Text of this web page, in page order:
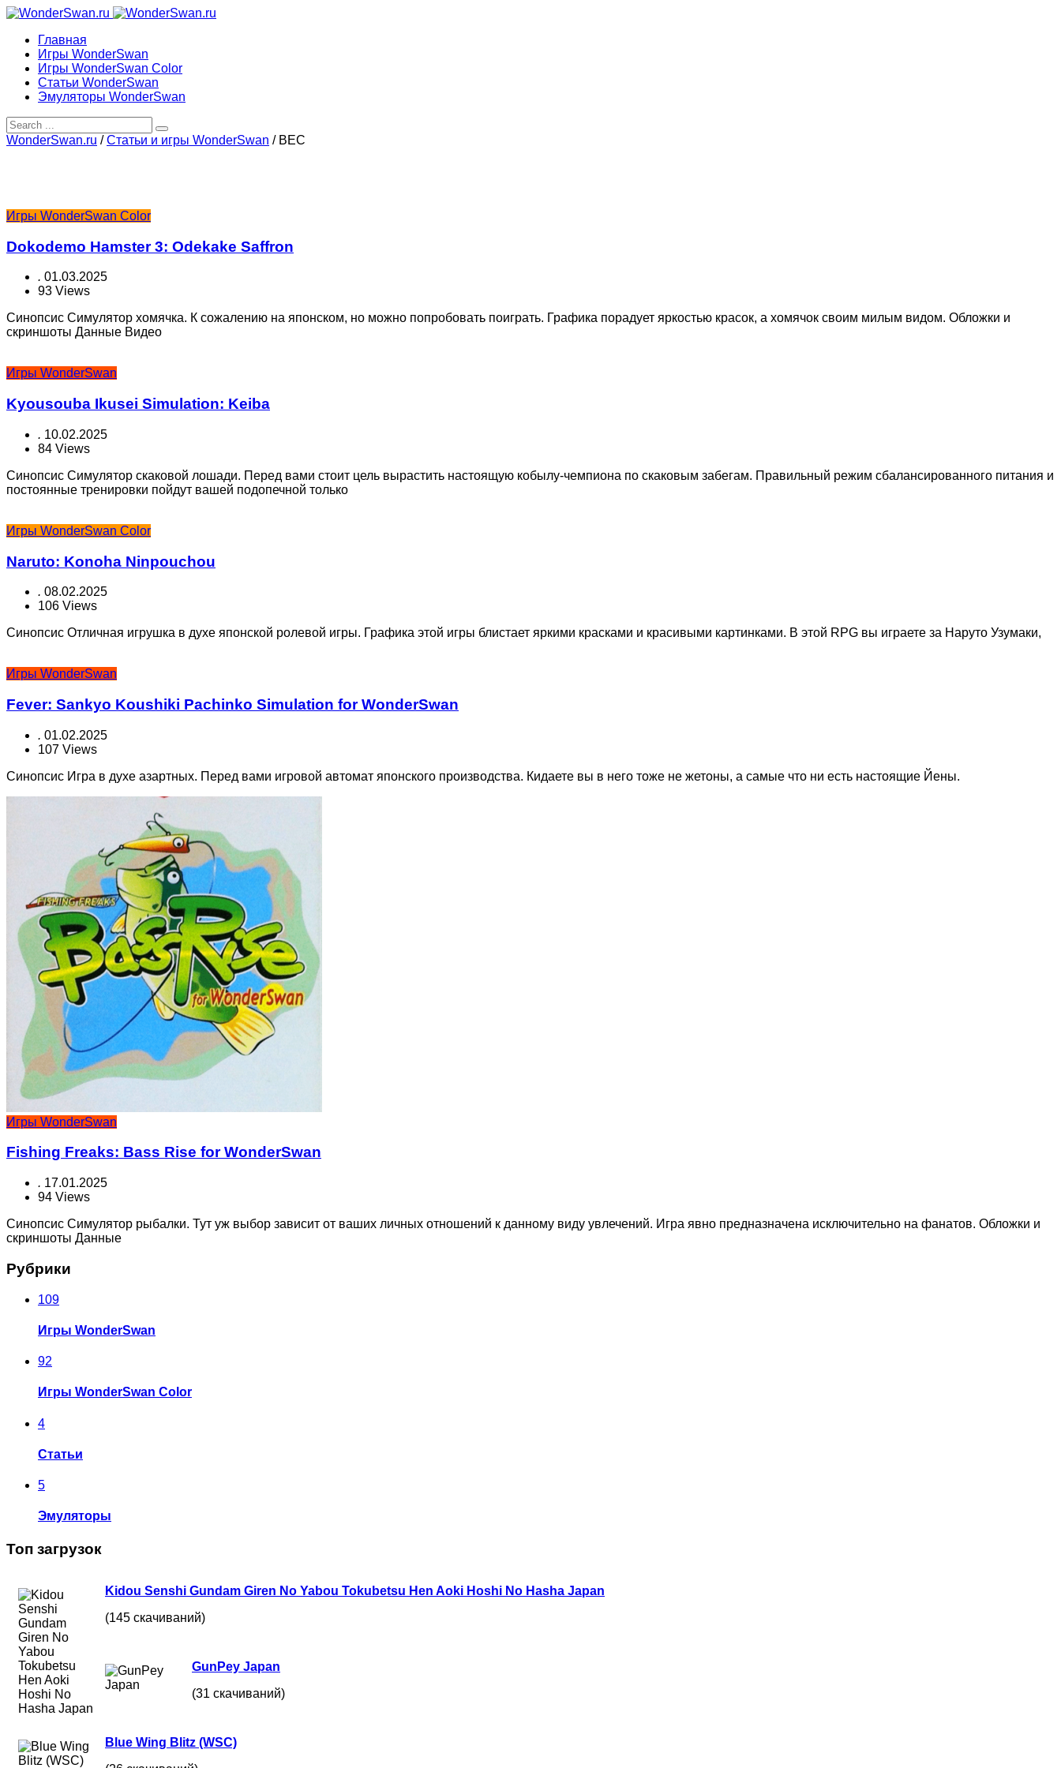
Главная
Игры WonderSwan
Игры WonderSwan Color
Статьи WonderSwan
Эмуляторы WonderSwan
WonderSwan.ru /Статьи и игры WonderSwan / BEC
Игры WonderSwan Color
Dokodemo Hamster 3: Odekake Saffron
. 01.03.2025
93 Views
Синопсис Симулятор хомячка. К сожалению на японском, но можно попробовать поиграть. Графика порадует яркостью красок, а хомячок своим милым видом. Обложки и
скриншоты Данные Видео
Игры WonderSwan
Kyousouba Ikusei Simulation: Keiba
. 10.02.2025
84 Views
Синопсис Симулятор скаковой лошади. Перед вами стоит цель вырастить настоящую кобылу-чемпиона по скаковым забегам. Правильный режим сбалансированного питания и
постоянные тренировки пойдут вашей подопечной только
Игры WonderSwan Color
Naruto: Konoha Ninpouchou
. 08.02.2025
106 Views
Синопсис Отличная игрушка в духе японской ролевой игры. Графика этой игры блистает яркими красками и красивыми картинками. В этой RPG вы играете за Наруто Узумаки,
Игры WonderSwan
Fever: Sankyo Koushiki Pachinko Simulation for WonderSwan
. 01.02.2025
107 Views
Синопсис Игра в духе азартных. Перед вами игровой автомат японского производства. Кидаете вы в него тоже не жетоны, а самые что ни есть настоящие Йены.
Игры WonderSwan
Fishing Freaks: Bass Rise for WonderSwan
. 17.01.2025
94 Views
Синопсис Симулятор рыбалки. Тут уж выбор зависит от ваших личных отношений к данному виду увлечений. Игра явно предназначена исключительно на фанатов. Обложки и
скриншоты Данные
Рубрики
109
Игры WonderSwan
92
Игры WonderSwan Color
4
Статьи
5
Эмуляторы
Топ загрузок
Kidou Senshi Gundam Giren No Yabou Tokubetsu Hen Aoki Hoshi No Hasha Japan
(145 скачиваний)
GunPey Japan
(31 скачиваний)
Blue Wing Blitz (WSC)